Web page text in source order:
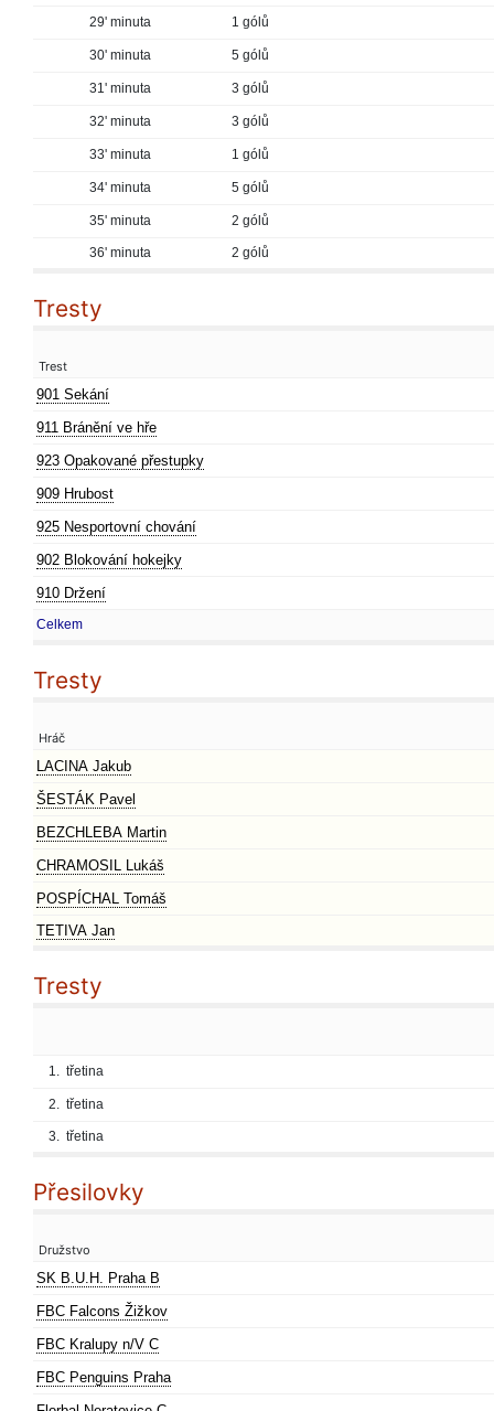
29' minuta 1 gólů
30' minuta 5 gólů
31' minuta 3 gólů
32' minuta 3 gólů
33' minuta 1 gólů
34' minuta 5 gólů
35' minuta 2 gólů
36' minuta 2 gólů
Tresty
Trest
901 Sekání
911 Bránění ve hře
923 Opakované přestupky
909 Hrubost
925 Nesportovní chování
902 Blokování hokejky
910 Držení
Celkem
Tresty
Hráč
LACINA Jakub
ŠESTÁK Pavel
BEZCHLEBA Martin
CHRAMOSIL Lukáš
POSPÍCHAL Tomáš
TETIVA Jan
Tresty
1. třetina
2. třetina
3. třetina
Přesilovky
Družstvo
SK B.U.H. Praha B
FBC Falcons Žižkov
FBC Kralupy n/V C
FBC Penguins Praha